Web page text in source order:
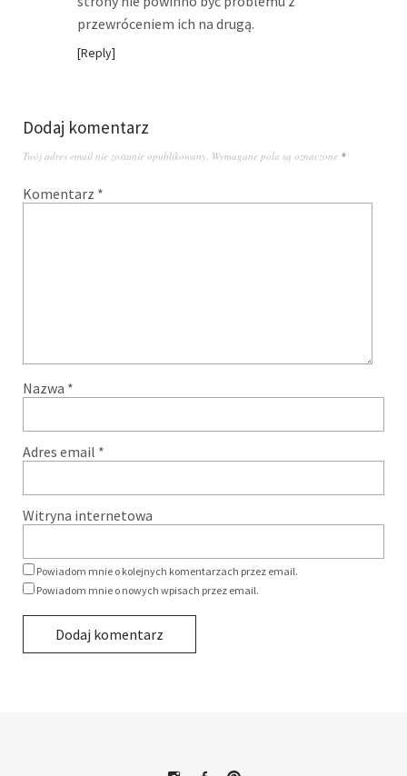
przewróceniem ich na drugą.
Reply
Dodaj komentarz
Twój adres email nie zostanie opublikowany. Wymagane pola są oznaczone *
Komentarz *
Nazwa *
Adres email *
Witryna internetowa
Powiadom mnie o kolejnych komentarzach przez email.
Powiadom mnie o nowych wpisach przez email.